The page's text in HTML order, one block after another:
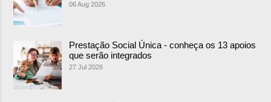
06 Aug 2026
Prestação Social Única - conheça os 13 apoios
que serão integrados
27 Jul 2026